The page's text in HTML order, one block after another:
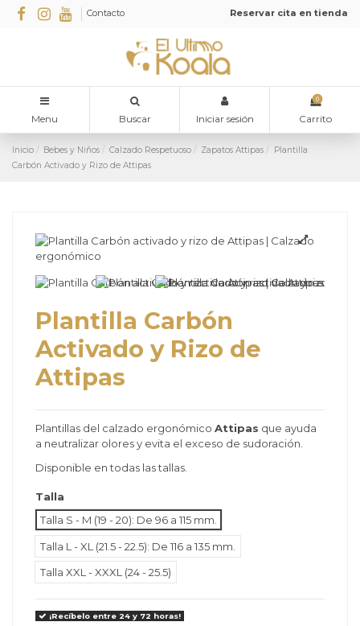
Contacto Reservar cita en tienda
Menu Buscar Iniciar sesión
0
Carrito
Inicio Bebes y Niños Calzado Respetuoso Zapatos Attipas
Plantilla
Carbón Activado y Rizo de Attipas
Plantilla Carbón
Activado y Rizo de
Attipas
Plantillas del calzado ergonómico Attipas que ayuda
a neutralizar olores y evita el exceso de sudoración.
Disponible en todas las tallas.
Talla
Talla S - M (19 - 20): De 96 a 115 mm.
Talla L - XL (21.5 - 22.5): De 116 a 135 mm.
Talla XXL - XXXL (24 - 25.5)
¡Recíbelo entre 24 y 72 horas!